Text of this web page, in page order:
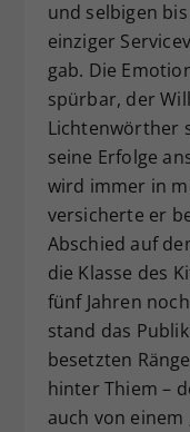
und selbigen
einziger
gab. Die
spürbar, der
Lichtenwörther
seine Erfolge
wird immer in
versicherte er
Abschied auf
die Klasse des
fünf Jahren
stand das
besetzten
hinter Thiem –
auch von einem